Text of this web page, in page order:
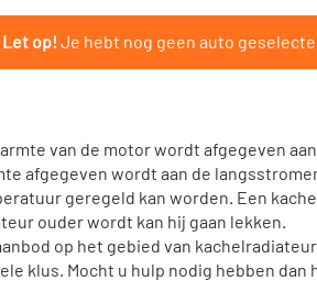
Let op!Je hebt nog geen auto
van de motor wordt afgegeven
afgegeven wordt aan de
geregeld kan worden. Een
ouder wordt kan hij gaan lekken.
op het gebied van
klus. Mocht u hulp nodig hebben